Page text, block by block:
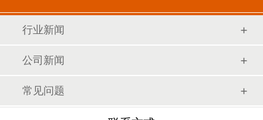
行业新闻
公司新闻
常见问题